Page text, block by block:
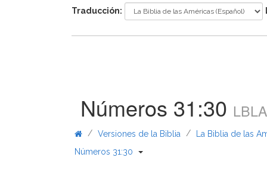
Traducción:
Números 31:30 LBLA
/ Versiones de la Biblia / La Biblia de las
Números 31:30
{{